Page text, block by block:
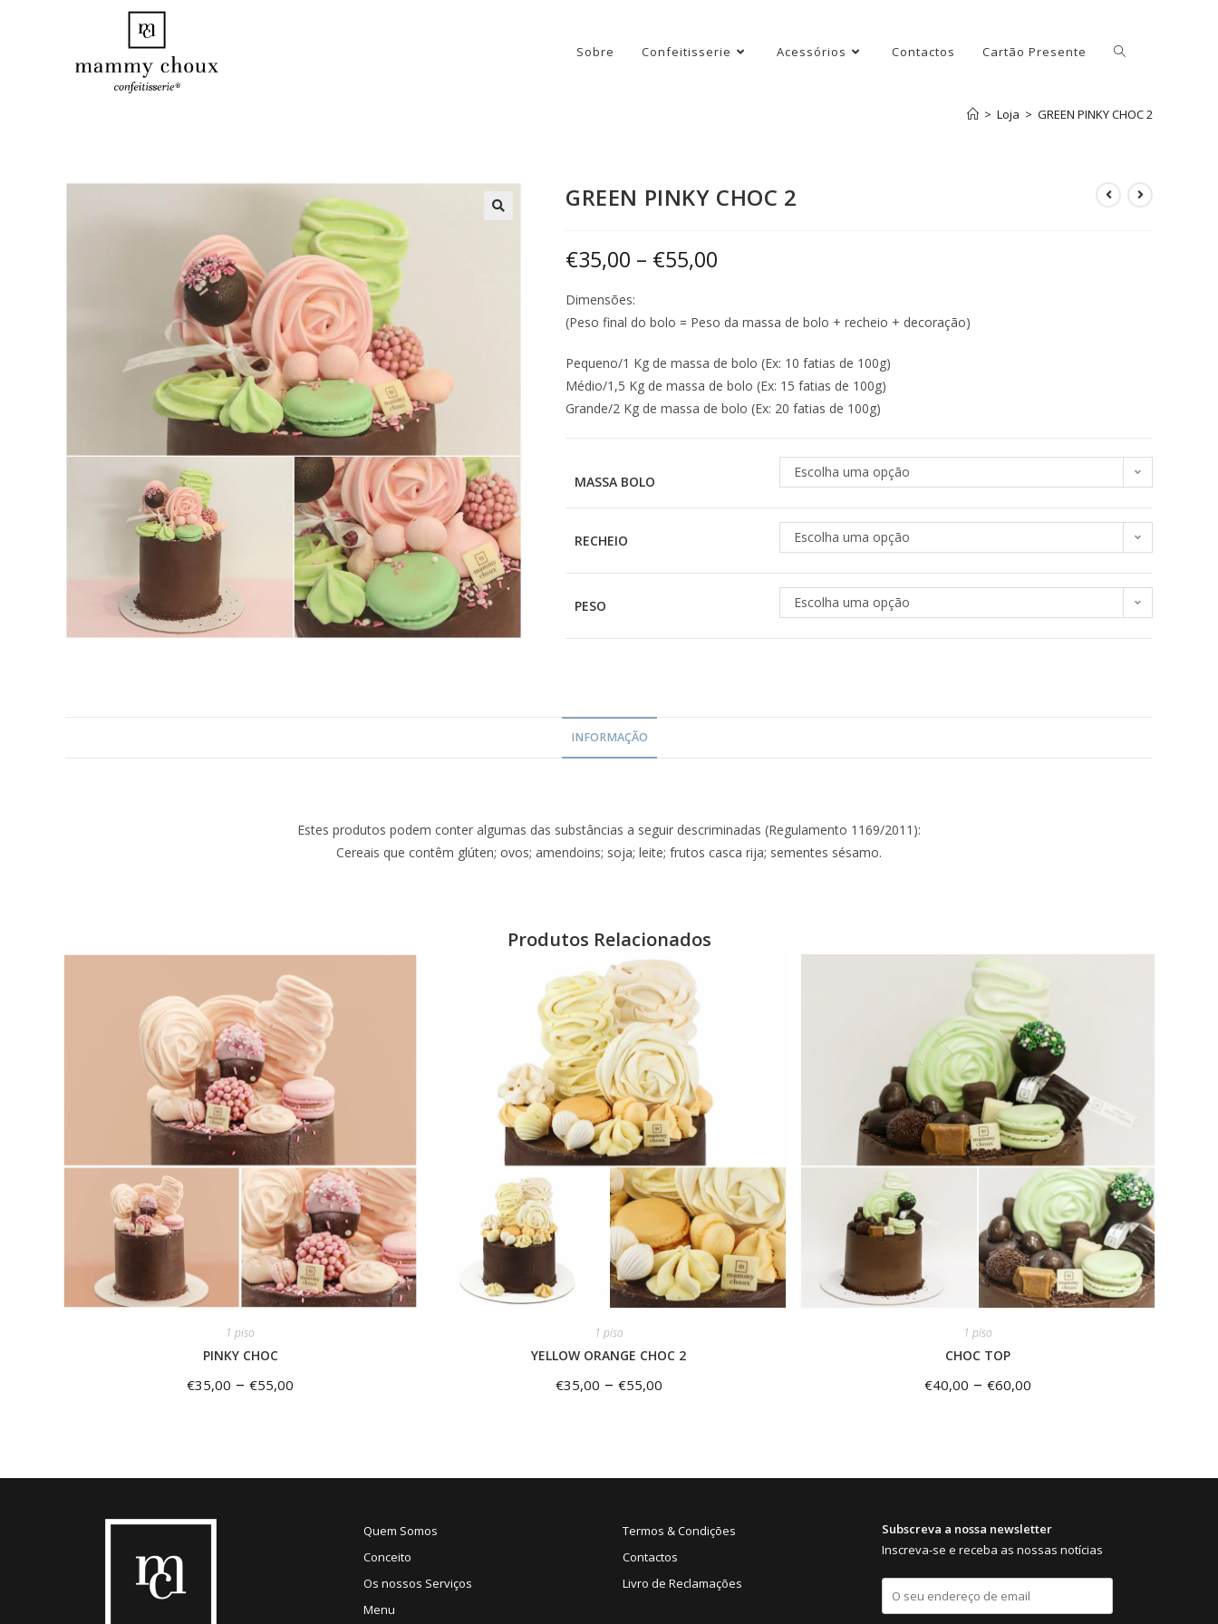
Sobre Confeitisserie Acessórios Contactos Cartão Presente
> Loja > GREEN PINKY CHOC 2
GREEN PINKY CHOC 2
€35,00 – €55,00
Dimensões:
(Peso final do bolo = Peso da massa de bolo + recheio + decoração)
Pequeno/1 Kg de massa de bolo (Ex: 10 fatias de 100g)
Médio/1,5 Kg de massa de bolo (Ex: 15 fatias de 100g)
Grande/2 Kg de massa de bolo (Ex: 20 fatias de 100g)
MASSA BOLO
Escolha uma opção
RECHEIO Escolha uma opção
PESO Escolha uma opção
INFORMAÇÃO
Estes produtos podem conter algumas das substâncias a seguir descriminadas (Regulamento 1169/2011):
Cereais que contêm glúten; ovos; amendoins; soja; leite; frutos casca rija; sementes sésamo.
Produtos Relacionados
1 piso
PINKY CHOC
€35,00 – €55,00
1 piso
YELLOW ORANGE CHOC 2
€35,00 – €55,00
1 piso
CHOC TOP
€40,00 – €60,00
Quem Somos
Conceito
Os nossos Serviços
Menu
Termos & Condições
Contactos
Livro de Reclamações
Subscreva a nossa newsletter
Inscreva-se e receba as nossas notícias
E
a